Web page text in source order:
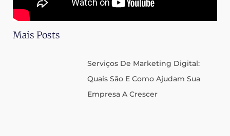
Mais Posts
Serviços De Marketing Digital:
Quais São E Como Ajudam Sua
Empresa A Crescer